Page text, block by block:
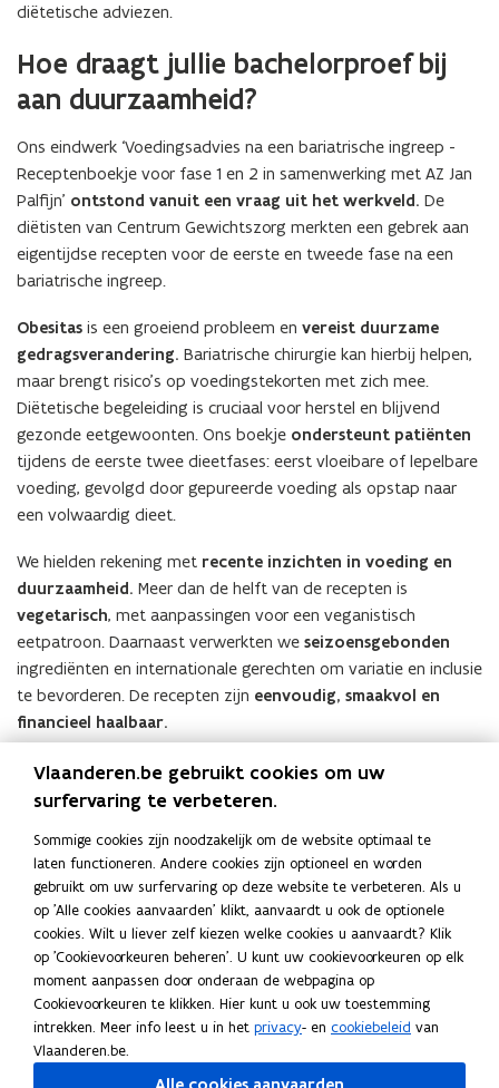
diëtetische adviezen.
Hoe draagt jullie bachelorproef bij
aan duurzaamheid?
Ons eindwerk ‘Voedingsadvies na een bariatrische ingreep -
Receptenboekje voor fase 1 en 2 in samenwerking met AZ Jan
Palfijn’ ontstond vanuit een vraag uit het werkveld. De
diëtisten van Centrum Gewichtszorg merkten een gebrek aan
eigentijdse recepten voor de eerste en tweede fase na een
bariatrische ingreep.
Obesitas is een groeiend probleem en vereist duurzame
gedragsverandering. Bariatrische chirurgie kan hierbij helpen,
maar brengt risico’s op voedingstekorten met zich mee.
Diëtetische begeleiding is cruciaal voor herstel en blijvend
gezonde eetgewoonten. Ons boekje ondersteunt patiënten
tijdens de eerste twee dieetfases: eerst vloeibare of lepelbare
voeding, gevolgd door gepureerde voeding als opstap naar
een volwaardig dieet.
We hielden rekening met recente inzichten in voeding en
duurzaamheid. Meer dan de helft van de recepten is
vegetarisch, met aanpassingen voor een veganistisch
eetpatroon. Daarnaast verwerkten we seizoensgebonden
ingrediënten en internationale gerechten om variatie en inclusie
te bevorderen. De recepten zijn eenvoudig, smaakvol en
financieel haalbaar.
Naast voedingsadvies willen we de therapietrouw verhogen en
patiënteninspireren . Daarom besteedden we aandacht aan
foodfotografie. Dit receptenboekje is een van de weinige die
niet alleen dieetbegeleiding biedt, maar ook
gezondheid en
duurzaamheid combineert.We hopen hiermee een positieve
impact te hebben op het herstel en de levenskwaliteit van
patiënten na een bariatrische ingreep.
Vlaanderen.be gebruikt cookies om uw
surfervaring te verbeteren.
Sommige cookies zijn noodzakelijk om de website optimaal te
laten functioneren. Andere cookies zijn optioneel en worden
gebruikt om uw surfervaring op deze website te verbeteren. Als u
op 'Alle cookies aanvaarden' klikt, aanvaardt u ook de optionele
cookies. Wilt u liever zelf kiezen welke cookies u aanvaardt? Klik
op 'Cookievoorkeuren beheren'. U kunt uw cookievoorkeuren op elk
moment aanpassen door onderaan de webpagina op
Cookievoorkeuren te klikken. Hier kunt u ook uw toestemming
intrekken. Meer info leest u in het privacy- en cookiebeleid van
Vlaanderen.be.